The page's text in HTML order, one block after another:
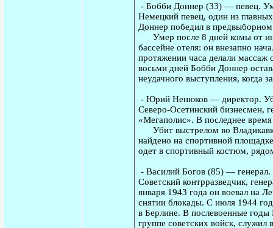
- Бобби Доннер (33) — певец.
Немецкий певец, один из
Доннер победил в
Умер после 8 дней комы от
бассейне отеля: он внезапно
протяжении часа делали
восьми дней Бобби Доннер
неудачного выступления, когда
- Юрий Ненюков— директор.
Северо-Осетинский бизнесмен,
«Мегаполис». В последнее
Убит выстрелом во
найдено на спортивной
одет в спортивный костюм,
- Василий Богов (85) —
Советский контрразведчик,
января 1943 года он воевал на
снятии блокады. С июля 1944
в Берлине. В послевоенные годы
группе советских войск,